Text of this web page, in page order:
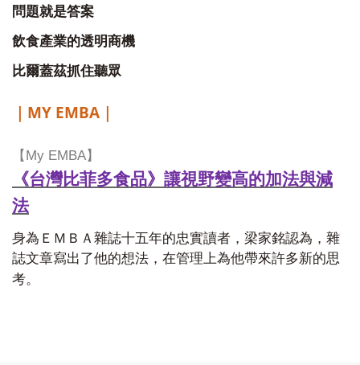
問題就是答案
飲食產業的透明商機
比爾蓋茲抓住聽眾
MY EMBA
【 My EMBA】
《台灣比菲多食品》讓視野變高的加法與減
法
身為ＥＭＢＡ雜誌十五年的忠實讀者，梁家銘認為，雜
誌文章寫出了他的想法，在管理上為他帶來許多新的思
考。